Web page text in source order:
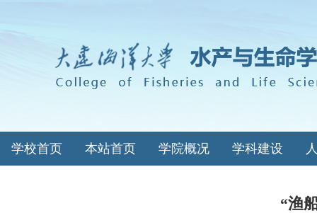
学校首页 本站首页 学院概况 学科建设
“渔